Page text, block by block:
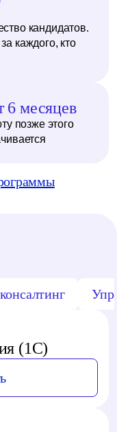
кандидатов.
каждого, кто
6 месяцев
позже этого
(1С)